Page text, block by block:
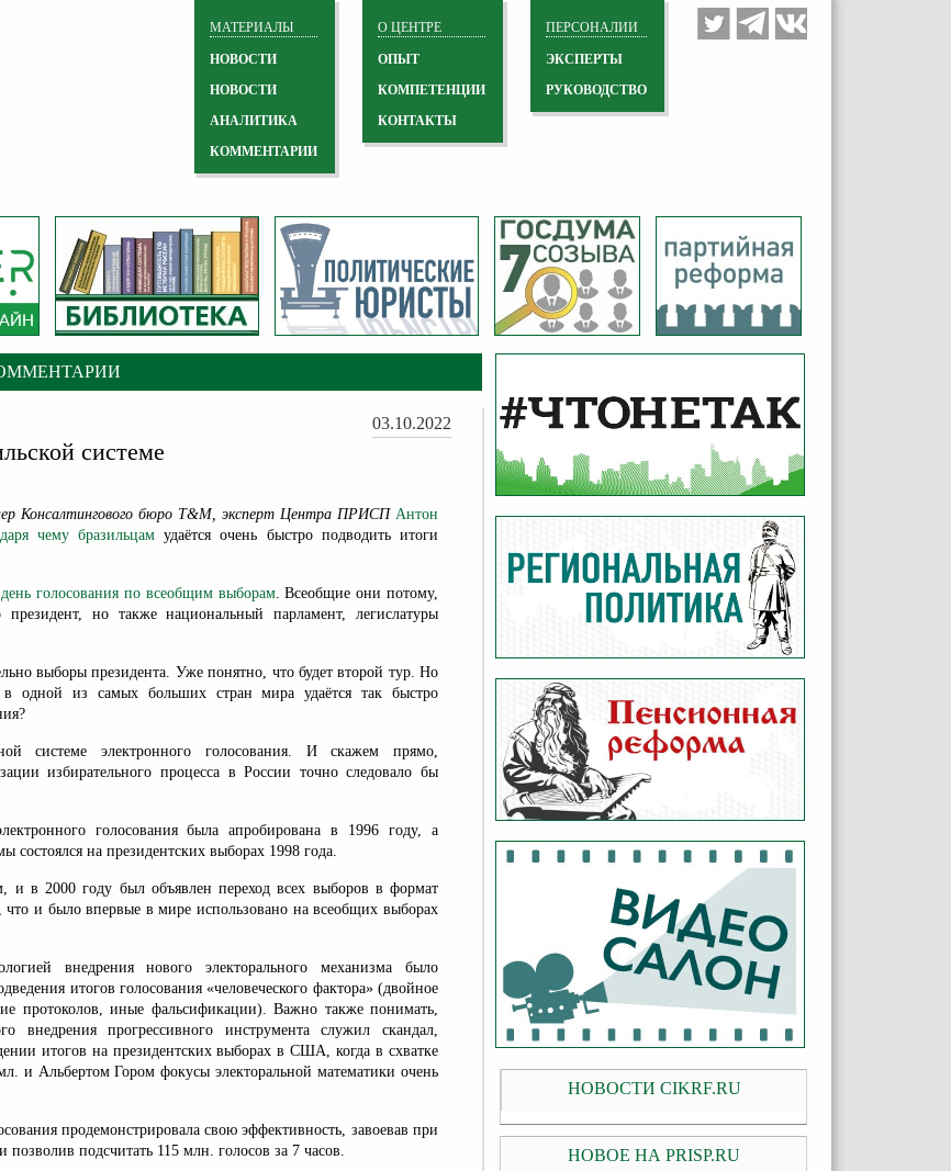
ПЕРСОНАЛИИ
ЭКСПЕРТЫ
РУКОВОДСТВО
О ЦЕНТРЕ
ОПЫТ
КОМПЕТЕНЦИИ
КОНТАКТЫ
МАТЕРИАЛЫ
НОВОСТИ
НОВОСТИ
АНАЛИТИКА
КОММЕНТАРИИ
03.10.2022
системе
Консалтингового бюро Т&М, эксперт Центра ПРИСП Антон
чему бразильцам удаётся очень быстро подводить итоги
голосования по всеобщим выборам. Всеобщие они потому,
президент, но также национальный парламент, легислатуры
выборы президента. Уже понятно, что будет второй тур. Но
в одной из самых больших стран мира удаётся так быстро
системе электронного голосования. И скажем прямо,
избирательного процесса в России точно следовало бы
голосования была апробирована в 1996 году, а
состоялся на президентских выборах 1998 года.
в 2000 году был объявлен переход всех выборов в формат
что и было впервые в мире использовано на всеобщих выборах
внедрения нового электорального механизма было
итогов голосования «человеческого фактора» (двойное
протоколов, иные фальсификации). Важно также понимать,
внедрения прогрессивного инструмента служил скандал,
итогов на президентских выборах в США, когда в схватке
и Альбертом Гором фокусы электоральной математики очень
продемонстрировала свою эффективность, завоевав при
позволив подсчитать 115 млн. голосов за 7 часов.
НОВОСТИ CIKRF.RU
НОВОЕ НА PRISP.RU